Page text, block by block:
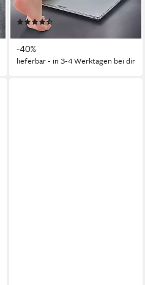
200kg, große Trittfläche,
kg/lb/st
ab 31,99 €
-40%
lieferbar - in 3-4 Werktagen bei dir